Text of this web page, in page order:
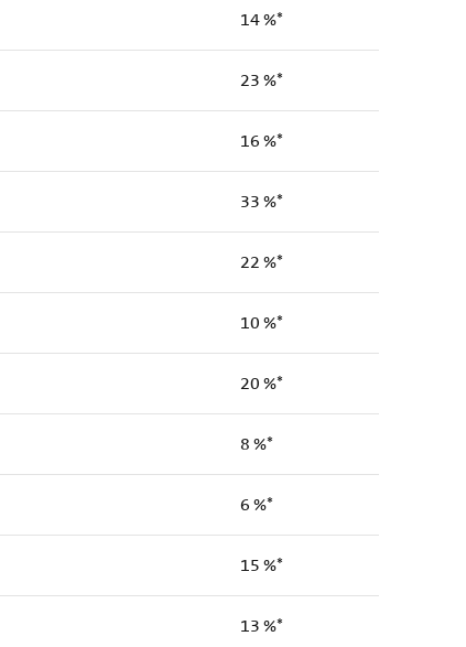
14 %*
23 %*
16 %*
33 %*
22 %*
10 %*
20 %*
8 %*
6 %*
15 %*
13 %*